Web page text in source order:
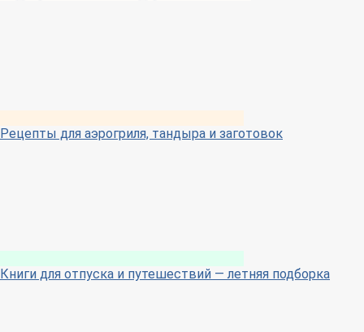
Рецепты для аэрогриля, тандыра и заготовок
Книги для отпуска и путешествий — летняя подборка